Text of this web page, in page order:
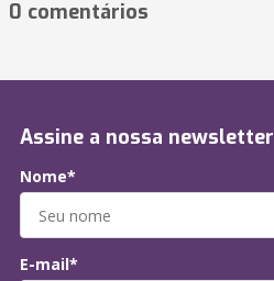
0 comentários
Assine a nossa newsletter
Nome*
E-mail*